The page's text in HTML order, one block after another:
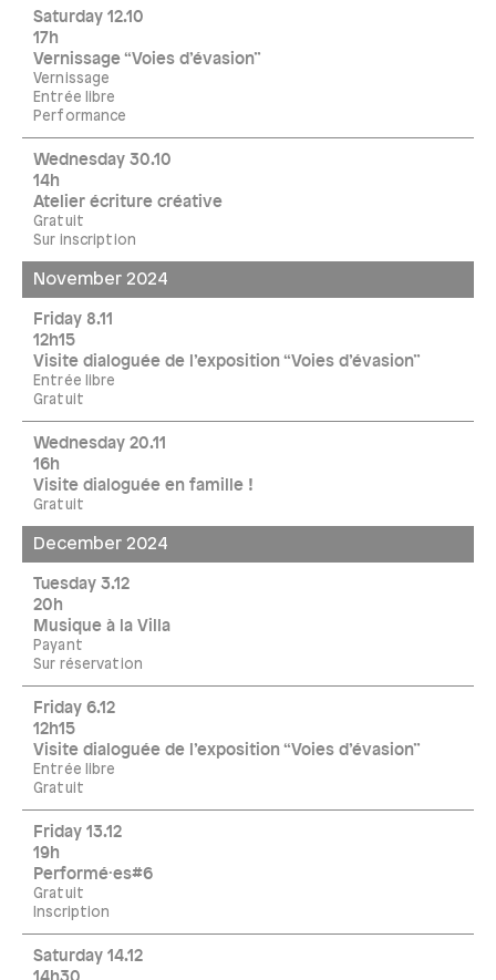
Saturday 12.10
17h
Vernissage “Voies d’évasion”
Vernissage
Entrée libre
Performance
Wednesday 30.10
14h
Atelier écriture créative
Gratuit
Sur inscription
November 2024
Friday 8.11
12h15
Visite dialoguée de l’exposition “Voies d’évasion”
Entrée libre
Gratuit
Wednesday 20.11
16h
Visite dialoguée en famille !
Gratuit
December 2024
Tuesday 3.12
20h
Musique à la Villa
Payant
Sur réservation
Friday 6.12
12h15
Visite dialoguée de l’exposition “Voies d’évasion”
Entrée libre
Gratuit
Friday 13.12
19h
Performé·es#6
Gratuit
Inscription
Saturday 14.12